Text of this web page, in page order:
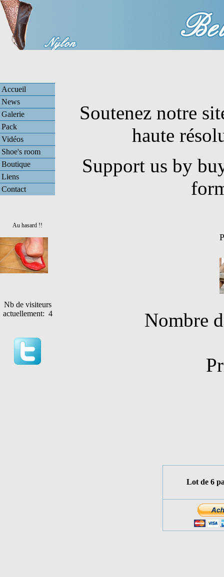
Accueil
News
Galerie
Pack
Vidéos
Shoe's room
Boutique
Liens
Contact
Au hasard !!
Nb de visiteurs
actuellement: 4
Soutenez notre
haute
Support us by
Nombre
Lot de 6